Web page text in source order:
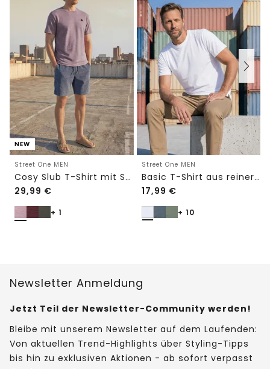
NEW
Street One MEN
Cosy Slub T-Shirt mit Struktur
29,99 €
+ 1
Street One MEN
Basic T-Shirt aus reiner Baumwolle
17,99 €
+ 10
Newsletter Anmeldung
Jetzt Teil der Newsletter-Community werden!
Bleibe mit unserem Newsletter auf dem Laufenden:
Von aktuellen Trend-Highlights über Styling-Tipps
bis hin zu exklusiven Aktionen - ab sofort verpasst